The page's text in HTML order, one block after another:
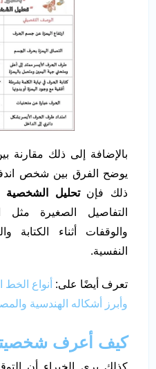
بالإضافة إلى ذلك
يوضح الفرق بين شخص
ذلك فإنتحليل الشخصية
التفاصيل الصغيرة مثل
والوقفات أثناء
النفسية.
تعرف أيضًا على: أنواع الخط
وأبرز أشكاله الهندسية
كيف أعرف